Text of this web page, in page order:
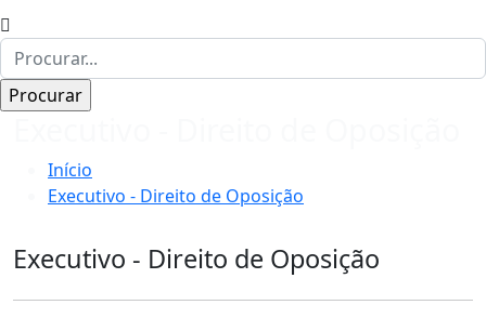
Início
Executivo - Direito de Oposição
Executivo - Direito de Oposição